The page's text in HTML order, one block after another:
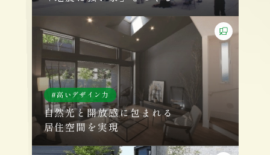
高いデザイン力
自然光と開放感に包まれる
居住空間を実現